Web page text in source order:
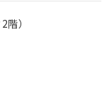
）